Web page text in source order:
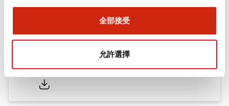
全部接受
允許選擇
認證與標準
Flush Silhouette LW系列 控制元件 (英文版)
2025/09/19.PDF1.23MB